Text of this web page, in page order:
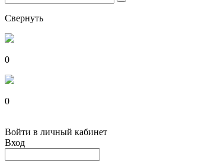
Свернуть
0
0
Войти в личный кабинет
Вход